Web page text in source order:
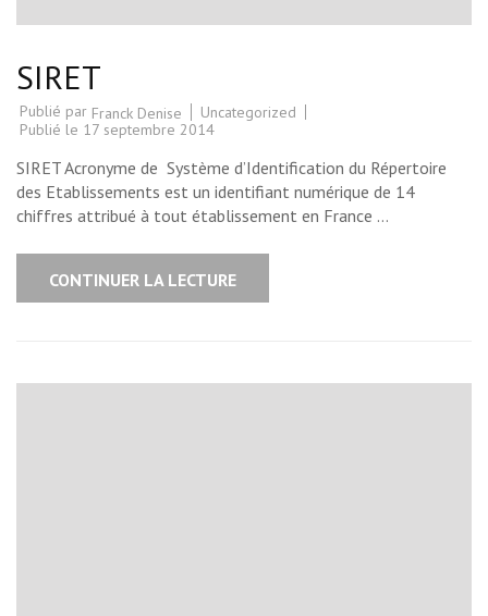
SIRET
Publié par Franck Denise
Uncategorized
Publié le 17 septembre 2014
SIRET Acronyme de Système d’Identification du Répertoire
des Etablissements est un identifiant numérique de 14
chiffres attribué à tout établissement en France …
CONTINUER LA LECTURE